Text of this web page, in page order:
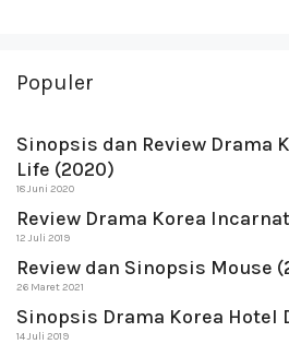
Populer
Sinopsis dan Review Drama
Life (2020)
18 Juni 2020
Review Drama Korea
12 Juli 2019
Review dan Sinopsis Mouse
26 Maret 2021
Sinopsis Drama Korea Hotel
14 Juli 2019